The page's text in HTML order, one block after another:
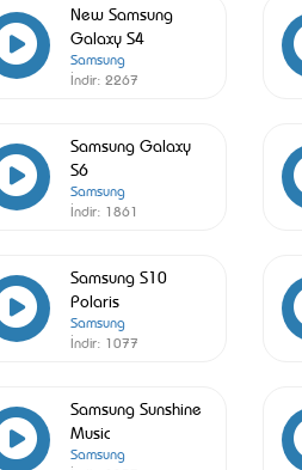
New Samsung
Galaxy S4
Samsung
İndir: 2267
Samsung Galaxy
S6
Samsung
İndir: 1861
Samsung S10
Polaris
Samsung
İndir: 1077
Samsung Sunshine
Music
Samsung